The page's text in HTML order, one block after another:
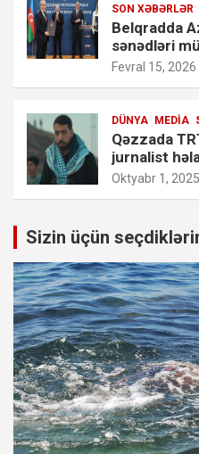
SON XƏBƏRLƏR
Belqradda
sənədləri
Fevral 15, 2026
DÜNYA MEDIA
Qəzzada
jurnalist
Oktyabr 1,
Sizin üçün